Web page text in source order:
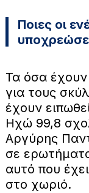
Ποιες οι
Τα όσα έχουν
για τους
έχουν
Ηχώ 99,8
Αργύρης
σε
αυτό που
στο χωριό.